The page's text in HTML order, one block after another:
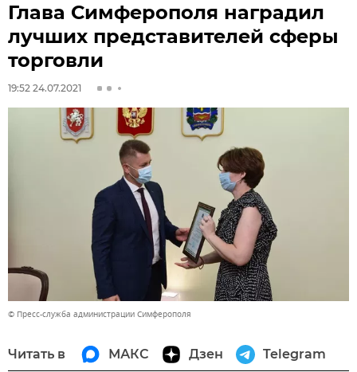
Глава Симферополя наградил
лучших представителей сферы
торговли
19:52 24.07.2021
© Пресс-служба администрации Симферополя
Читать в МАКС Дзен Telegram